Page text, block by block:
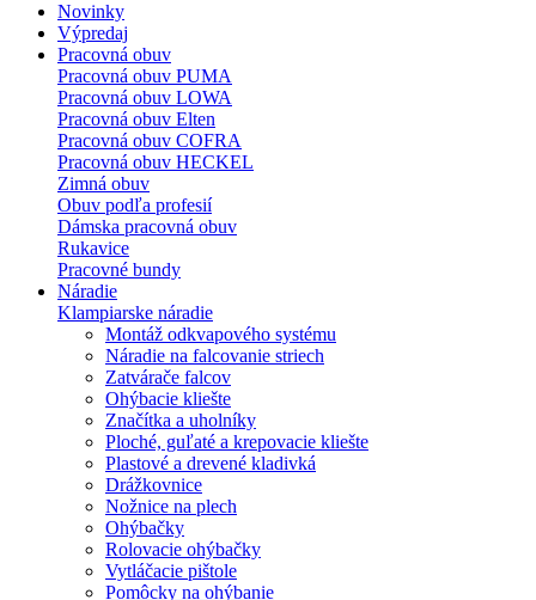
Novinky
Výpredaj
Pracovná obuv
Pracovná obuv PUMA
Pracovná obuv LOWA
Pracovná obuv Elten
Pracovná obuv COFRA
Pracovná obuv HECKEL
Zimná obuv
Obuv podľa profesií
Dámska pracovná obuv
Rukavice
Pracovné bundy
Náradie
Klampiarske náradie
Montáž odkvapového systému
Náradie na falcovanie striech
Zatvárače falcov
Ohýbacie kliešte
Značítka a uholníky
Ploché, guľaté a krepovacie kliešte
Plastové a drevené kladivká
Drážkovnice
Nožnice na plech
Ohýbačky
Rolovacie ohýbačky
Vytláčacie pištole
Pomôcky na ohýbanie